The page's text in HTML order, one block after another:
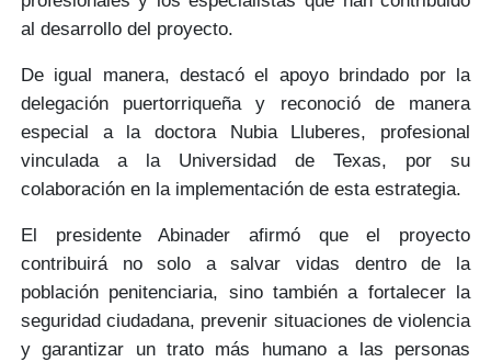
al desarrollo del proyecto.
De igual manera, destacó el apoyo brindado por la
delegación puertorriqueña y reconoció de manera
especial a la doctora Nubia Lluberes, profesional
vinculada a la Universidad de Texas, por su
colaboración en la implementación de esta estrategia.
El presidente Abinader afirmó que el proyecto
contribuirá no solo a salvar vidas dentro de la
población penitenciaria, sino también a fortalecer la
seguridad ciudadana, prevenir situaciones de violencia
y garantizar untrato más humanoa las personas